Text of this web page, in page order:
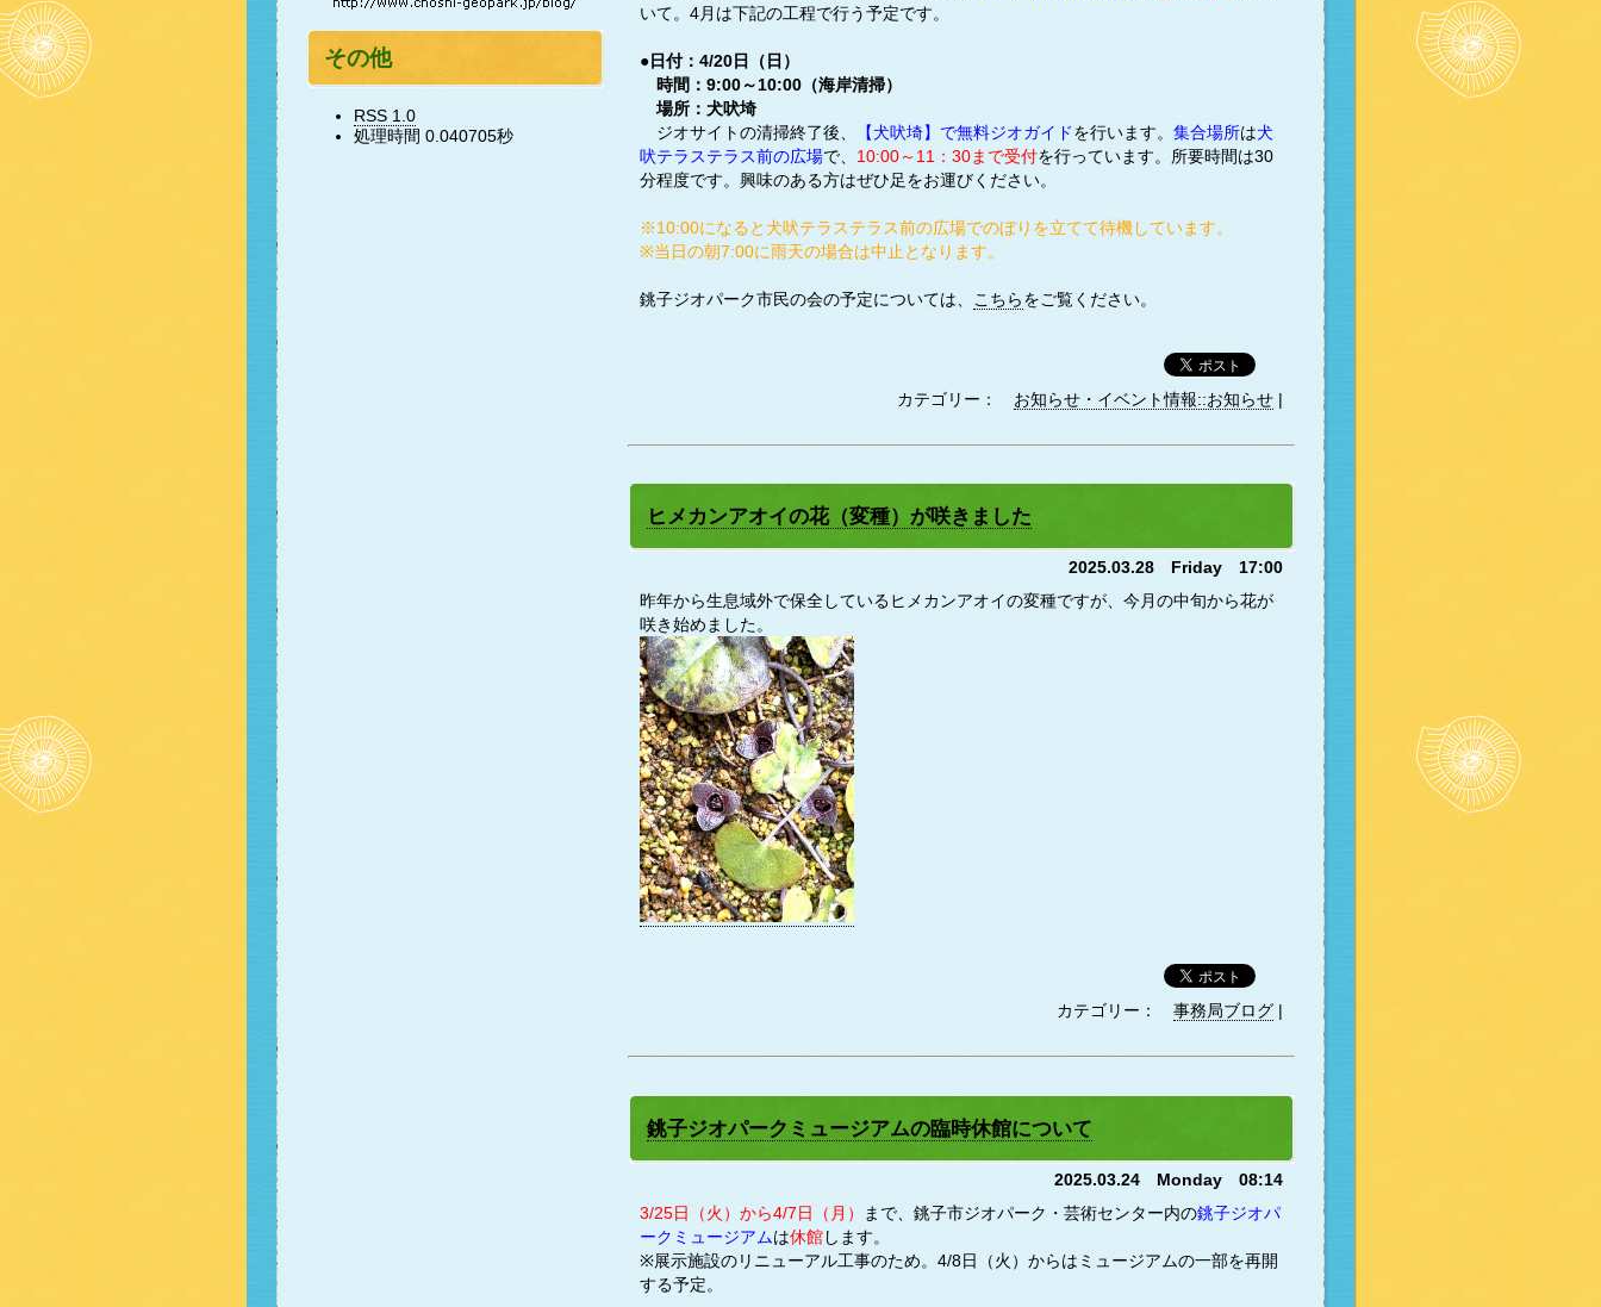
いて。4月は下記の工程で行う予定です。
●日付：4/20日（日）
時間：9:00～10:00（海岸清掃）
場所：犬吠埼
ジオサイトの清掃終了後、
【犬吠埼】で無料ジオガイドを行います。 集合場所は犬
吠テラステラス前の広場で、 10:00～11：30まで受付を行っています。所要時間は30
分程度です。興味のある方はぜひ足をお運びください。
※10:00になると犬吠テラステラス前の広場でのぼりを立てて待機しています。
※当日の朝7:00に雨天の場合は中止となります。
銚子ジオパーク市民の会の予定については、 こちらをご覧ください。
カテゴリー： お知らせ・イベント情報::お知らせ |
ヒメカンアオイの花（変種）が咲きました
2025.03.28 Friday 17:00
昨年から生息域外で保全しているヒメカンアオイの変種ですが、今月の中旬から花が
咲き始めました。
カテゴリー： 事務局ブログ |
銚子ジオパークミュージアムの臨時休館について
2025.03.24 Monday 08:14
3/25日（火）から4/7日（月）
まで、銚子市ジオパーク・芸術センター内の銚子ジオパ
ークミュージアムは休館します。
※展示施設のリニューアル工事のため。4/8日（火）からはミュージアムの一部を再開
する予定。
その他
RSS 1.0
処理時間 0.040705秒